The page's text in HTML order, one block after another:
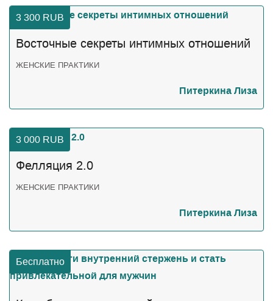
3 300 RUB
Восточные секреты интимных отношений
ЖЕНСКИЕ ПРАКТИКИ
Питеркина Лиза
3 000 RUB
Фелляция 2.0
ЖЕНСКИЕ ПРАКТИКИ
Питеркина Лиза
Бесплатно